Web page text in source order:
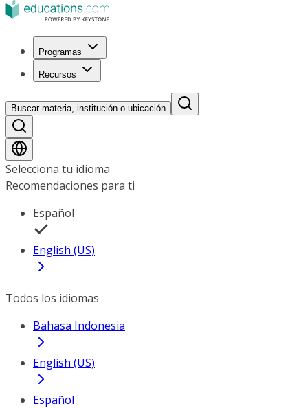
Programas
Recursos
Buscar materia, institución o ubicación
Selecciona tu idioma
Recomendaciones para ti
Español
English (US)
Todos los idiomas
Bahasa Indonesia
English (US)
Español